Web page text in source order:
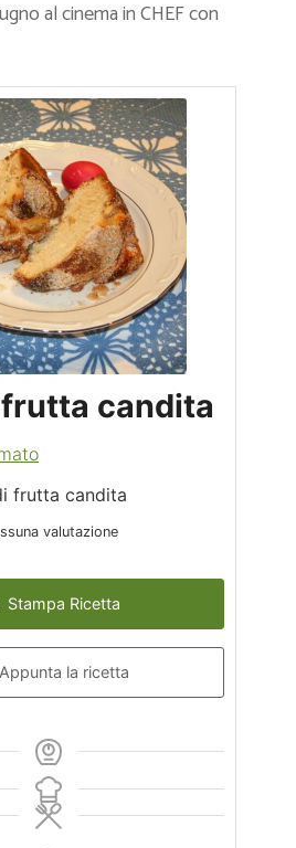
al cinema in CHEF con
candita
frutta candita
valutazione
Stampa Ricetta
Appunta la ricetta